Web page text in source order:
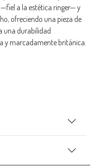
a la estética ringer— y
ofreciendo una pieza de
una durabilidad
y marcadamente británica.